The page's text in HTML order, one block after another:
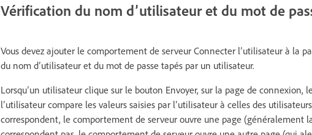
Vérification du nom d’utilisateur et du mot de
Vous devez ajouter le comportement de serveur Connecter l’utilisateur à la
du nom d’utilisateur et du mot de passe tapés par un utilisateur.
Lorsqu’un utilisateur clique sur le bouton Envoyer, sur la page de
l’utilisateur compare les valeurs saisies par l’utilisateur à celles des
correspondent, le comportement de serveur ouvre une page (généralement